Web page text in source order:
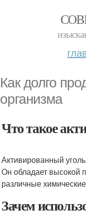
Как долго
организма
Что такое
Активированный
Он обладает высокой
различные
Зачем